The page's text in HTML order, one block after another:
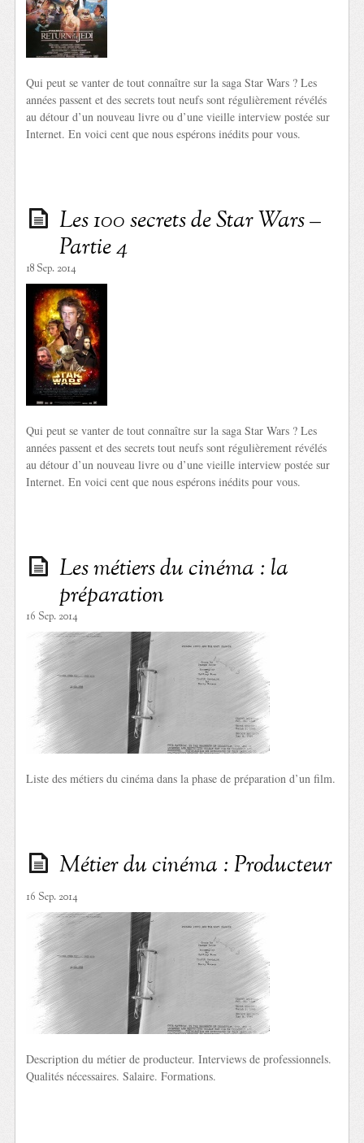
Qui peut se vanter de tout connaître sur la saga Star Wars ? Les
années passent et des secrets tout neufs sont régulièrement révélés
au détour d’un nouveau livre ou d’une vieille interview postée sur
Internet. En voici cent que nous espérons inédits pour vous.
Les 100 secrets de Star Wars –
Partie 4
18 Sep. 2014
Qui peut se vanter de tout connaître sur la saga Star Wars ? Les
années passent et des secrets tout neufs sont régulièrement révélés
au détour d’un nouveau livre ou d’une vieille interview postée sur
Internet. En voici cent que nous espérons inédits pour vous.
Les métiers du cinéma : la
préparation
16 Sep. 2014
Liste des métiers du cinéma dans la phase de préparation d’un film.
Métier du cinéma : Producteur
16 Sep. 2014
Description du métier de producteur. Interviews de professionnels.
Qualités nécessaires. Salaire. Formations.